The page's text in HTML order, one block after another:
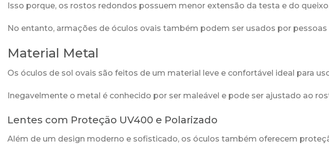
Isso porque, os rostos redondos possuem menor extensão da testa e do
No entanto, armações de óculos ovais também podem ser usados por
Material Metal
Os óculos de sol ovais são feitos de um material leve e confortável ideal para
Inegavelmente o metal é conhecido por ser maleável e pode ser ajustado ao
Lentes com Proteção UV400 e Polarizado
Além de um design moderno e sofisticado, os óculos também oferecem